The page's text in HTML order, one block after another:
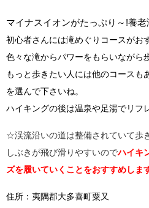
マイナスイオンがたっぷり～!養老
初心者さんには滝めぐりコースがお
色々な滝からパワーをもらいながら
もっと歩きたい人には他のコースも
を選んで下さいね。
ハイキングの後は温泉や足湯でリフ
☆渓流沿いの道は整備されていて歩
しぶきが飛び滑りやすいのでハイキ
ズを履いていくことをおすすめしま
住所：夷隅郡大多喜町粟又